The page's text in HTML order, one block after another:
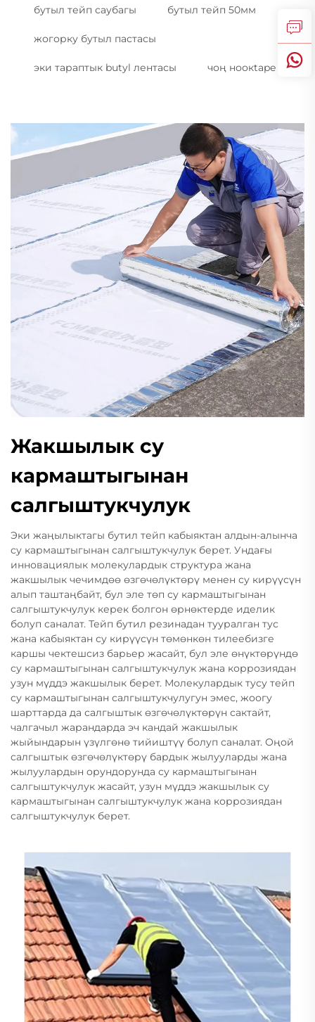
бутыл тейп саубагы бутыл тейп 50мм
жогорку бутыл пастасы
эки тараптык butyl лентасы чоң ноокtape
Жакшылык су
кармаштыгынан
салгыштукчулук
Эки жаңылыктагы бутил тейп кабыяктан алдын-алынча
су кармаштыгынан салгыштукчулук берет. Ундағы
инновациялык молекулардык структура жана
жакшылык чечимдөө өзгөчөлүктөрү менен су кирүүсүн
алып таштаңбайт, бул эле төп су кармаштыгынан
салгыштукчулук керек болгон өрнөктерде иделик
болуп саналат. Тейп бутил резинадан тууралган тус
жана кабыяктан су кирүүсүн төмөнкөн тилеебизге
каршы чектешсиз барьер жасайт, бул эле өнүктөрүндө
су кармаштыгынан салгыштукчулук жана коррозиядан
узун мүддэ жакшылык берет. Молекулардык тусу тейп
су кармаштыгынан салгыштукчулугун эмес, жоогу
шарттарда да салгыштык өзгөчөлүктөрүн сактайт,
чалгачыл жарандарда эч кандай жакшылык
жыйындарын үзүлгөнө тийиштүү болуп саналат. Оңой
салгыштык өзгөчөлүктөрү бардык жылууларды жана
жылуулардын орундорунда су кармаштыгынан
салгыштукчулук жасайт, узун мүддэ жакшылык су
кармаштыгынан салгыштукчулук жана коррозиядан
салгыштукчулук берет.